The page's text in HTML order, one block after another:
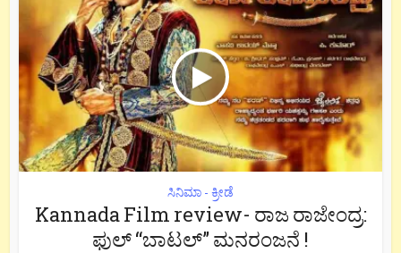
ಸಿನಿಮಾ - ಕ್ರೀಡೆ
Kannada Film review- ರಾಜ ರಾಜೇಂದ್ರ:
ಫುಲ್ “ಬಾಟಲ್” ಮನರಂಜನೆ !